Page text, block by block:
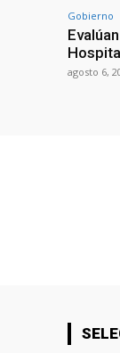
Gobierno
agosto 6,